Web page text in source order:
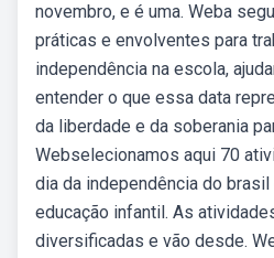
novembro, e é uma. Weba
práticas e envolventes para
independência na escola,
entender o que essa data
da liberdade e da soberania
Webselecionamos aqui 70
dia da independência do
educação infantil. As
diversificadas e vão desde.